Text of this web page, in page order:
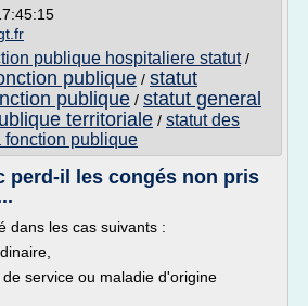
publique hospitaliere statut/
publique / statut
publique / statut general
territoriale / statut des
fonction publique
perd-il les congés non pris
dans les cas suivants :
service ou maladie d'origine